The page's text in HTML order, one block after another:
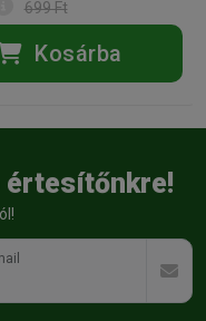
699 Ft
Kosárba
értesítőnkre!